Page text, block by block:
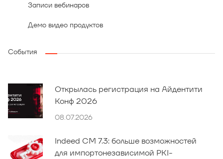
Записи вебинаров
Демо видео продуктов
События
Открылась регистрация на Айдентити
Конф 2026
08.07.2026
Indeed CM 7.3: больше возможностей
для импортонезависимой PKI-